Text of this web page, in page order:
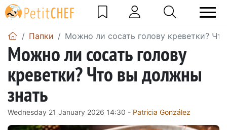
Папки Можно ли сосать голову креветки?
Можно ли сосать голову
креветки? Что вы должны
знать
Wednesday 21 January 2026 14:30 - Patricia González